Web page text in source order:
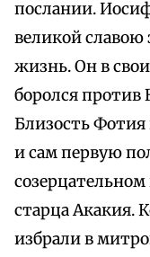
послании.
великой славою
жизнь. Он в
боролся против
Близость Фотия
и сам первую
старца Акакия.
избрали в